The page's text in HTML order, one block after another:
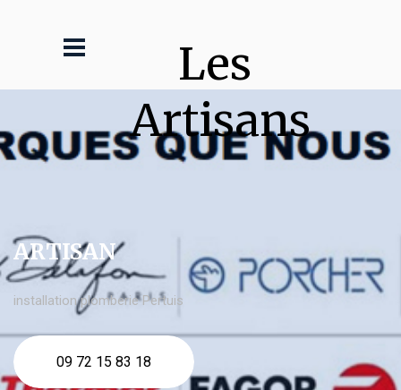
Les
Artisans
ARTISAN
installation plomberie Pertuis
09 72 15 83 18